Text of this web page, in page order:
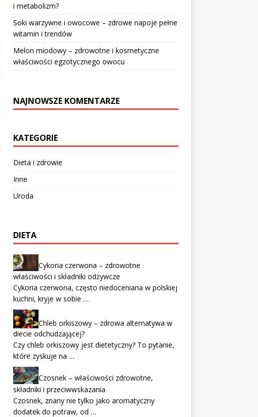
i metabolizm?
Soki warzywne i owocowe – zdrowe napoje pełne
witamin i trendów
Melon miodowy – zdrowotne i kosmetyczne
właściwości egzotycznego owocu
NAJNOWSZE KOMENTARZE
KATEGORIE
Dieta i zdrowie
Inne
Uroda
DIETA
Cykoria czerwona – zdrowotne
właściwości i składniki odżywcze
Cykoria czerwona, często niedoceniana w polskiej
kuchni, kryje w sobie …
Chleb orkiszowy – zdrowa alternatywa w
diecie odchudzającej?
Czy chleb orkiszowy jest dietetyczny? To pytanie,
które zyskuje na …
Czosnek – właściwości zdrowotne,
składniki i przeciwwskazania
Czosnek, znany nie tylko jako aromatyczny
dodatek do potraw, od …